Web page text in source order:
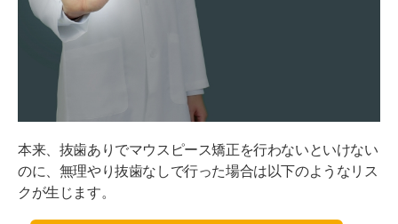
本来、抜歯ありでマウスピース矯正を行わないといけない
のに、無理やり抜歯なしで行った場合は以下のようなリス
クが生じます。